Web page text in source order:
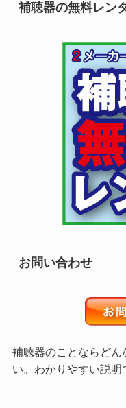
補聴器の無料レン
お問い合わせ
補聴器のことならどん
い。わかりやすい説明